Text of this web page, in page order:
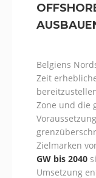
Belgiens
Zeit
Zone und die
Zielmarken
GW bis 2040
Umsetzung